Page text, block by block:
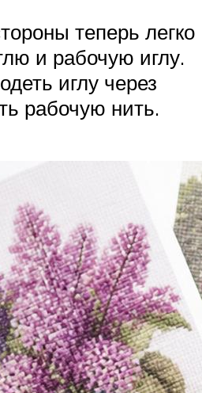
теперь легко
и рабочую иглу.
иглу через
рабочую нить.